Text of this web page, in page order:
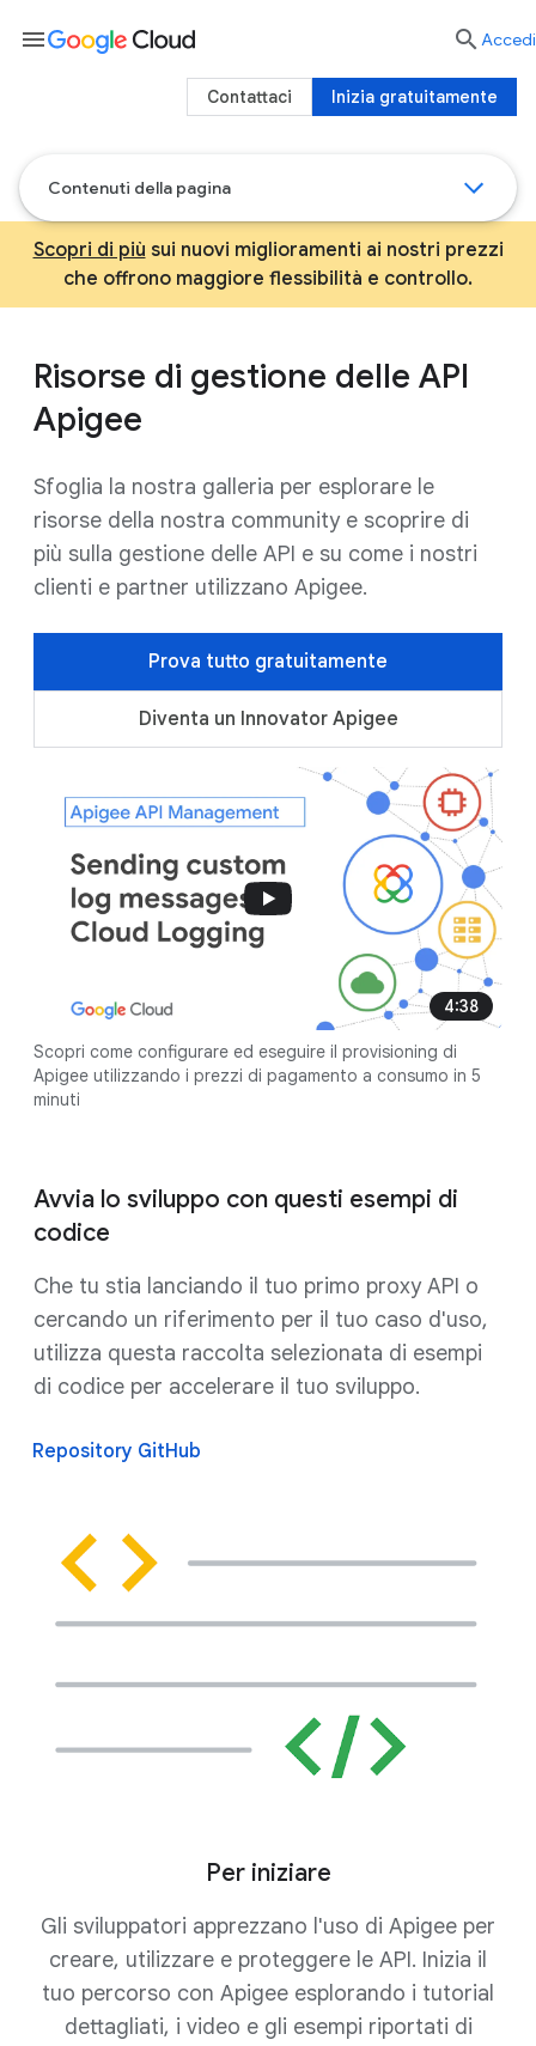
Contenuti della pagina
Scopri di più sui nuovi miglioramenti ai nostri prezzi
che offrono maggiore flessibilità e controllo.
Risorse di gestione delle API
Apigee
Sfoglia la nostra galleria per esplorare le
risorse della nostra community e scoprire di
più sulla gestione delle API e su come i nostri
clienti e partner utilizzano Apigee.
Prova tutto gratuitamente
Diventa un Innovator Apigee
4:38
Scopri come configurare ed eseguire il provisioning di
Apigee utilizzando i prezzi di pagamento a consumo in 5
minuti
Avvia lo sviluppo con questi esempi di
codice
Che tu stia lanciando il tuo primo proxy API o
cercando un riferimento per il tuo caso d'uso,
utilizza questa raccolta selezionata di esempi
di codice per accelerare il tuo sviluppo.
Repository GitHub
Per iniziare
Gli sviluppatori apprezzano l'uso di Apigee per
creare, utilizzare e proteggere le API. Inizia il
tuo percorso con Apigee esplorando i tutorial
dettagliati, i video e gli esempi riportati di
menu  Accedi
Inizia gratuitamente
Contattaci